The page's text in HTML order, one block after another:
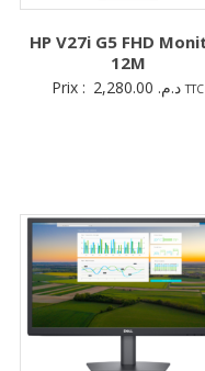
HP V27i G5 FHD
12M
Prix : د.م. TTC